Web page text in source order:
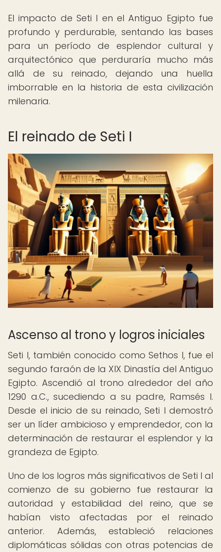
El impacto de Seti I en el Antiguo Egipto fue
profundo y perdurable, sentando las bases
para un período de esplendor cultural y
arquitectónico que perduraría mucho más
allá de su reinado, dejando una huella
imborrable en la historia de esta civilización
milenaria.
El reinado de Seti I
Ascenso al trono y logros iniciales
Seti I, también conocido como Sethos I, fue el
segundo faraón de la XIX Dinastía del Antiguo
Egipto. Ascendió al trono alrededor del año
1290 a.C., sucediendo a su padre, Ramsés I.
Desde el inicio de su reinado, Seti I demostró
ser un líder ambicioso y emprendedor, con la
determinación de restaurar el esplendor y la
grandeza de Egipto.
Uno de los logros más significativos de Seti I al
comienzo de su gobierno fue restaurar la
autoridad y estabilidad del reino, que se
habían visto afectadas por el reinado
anterior. Además, estableció relaciones
diplomáticas sólidas con otras potencias de